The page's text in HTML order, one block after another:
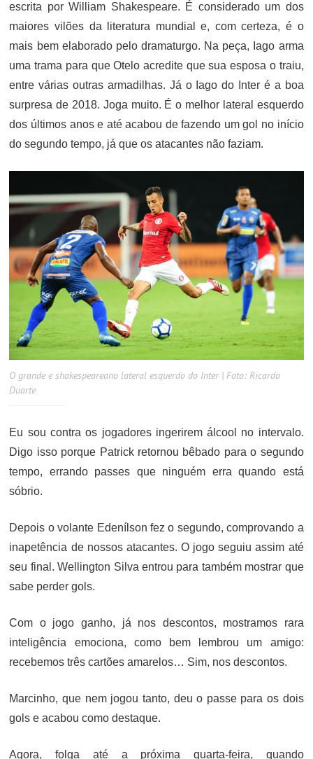
escrita por William Shakespeare. É considerado um dos
maiores vilões da literatura mundial e, com certeza, é o
mais bem elaborado pelo dramaturgo. Na peça, Iago arma
uma trama para que Otelo acredite que sua esposa o traiu,
entre várias outras armadilhas. Já o Iago do Inter é a boa
surpresa de 2018. Joga muito. É o melhor lateral esquerdo
dos últimos anos e até acabou de fazendo um gol no início
do segundo tempo, já que os atacantes não faziam.
O grande e shakespeareano lateral esquerdo do Inter | Foto: Ricardo
Duarte
Eu sou contra os jogadores ingerirem álcool no intervalo.
Digo isso porque Patrick retornou bêbado para o segundo
tempo, errando passes que ninguém erra quando está
sóbrio.
Depois o volante Edenílson fez o segundo, comprovando a
inapetência de nossos atacantes. O jogo seguiu assim até
seu final. Wellington Silva entrou para também mostrar que
sabe perder gols.
Com o jogo ganho, já nos descontos, mostramos rara
inteligência emociona, como bem lembrou um amigo:
recebemos três cartões amarelos… Sim, nos descontos.
Marcinho, que nem jogou tanto, deu o passe para os dois
gols e acabou como destaque.
Agora, folga até a próxima quarta-feira, quando